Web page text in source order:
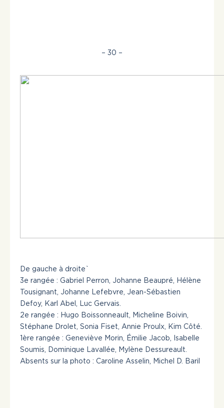
– 30 –
De gauche à droite`
3e rangée : Gabriel Perron, Johanne Beaupré, Hélène
Tousignant, Johanne Lefebvre, Jean-Sébastien
Defoy, Karl Abel, Luc Gervais.
2e rangée : Hugo Boissonneault, Micheline Boivin,
Stéphane Drolet, Sonia Fiset, Annie Proulx, Kim Côté.
1ère rangée : Geneviève Morin, Émilie Jacob, Isabelle
Soumis, Dominique Lavallée, Mylène Dessureault.
Absents sur la photo : Caroline Asselin, Michel D. Baril